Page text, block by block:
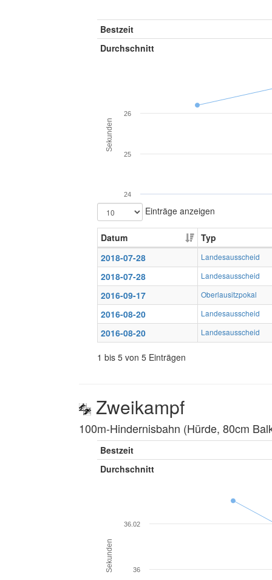
Bestzeit
Durchschnitt
Sekunden
24
25
26
Einträge anzeigen
Datum
Typ
2018-07-28
Landesausscheid
2018-07-28 Landesausscheid
2016-09-17 Oberlausitzpokal
2016-08-20 Landesausscheid
2016-08-20 Landesausscheid
1 bis 5 von 5 Einträgen
Zweikampf
100m-Hindernisbahn (Hürde, 80cm
Bestzeit
Durchschnitt
Sekunden 36
36.02